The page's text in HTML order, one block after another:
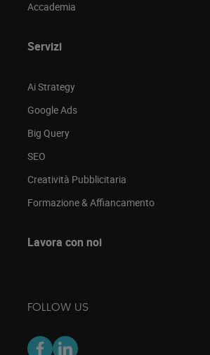
Accademia
Servizi
Ai Strategy
Google Ads
Big Query
SEO
Creatività Pubblicitaria
Formazione & Affiancamento
Lavora con noi
FOLLOW US